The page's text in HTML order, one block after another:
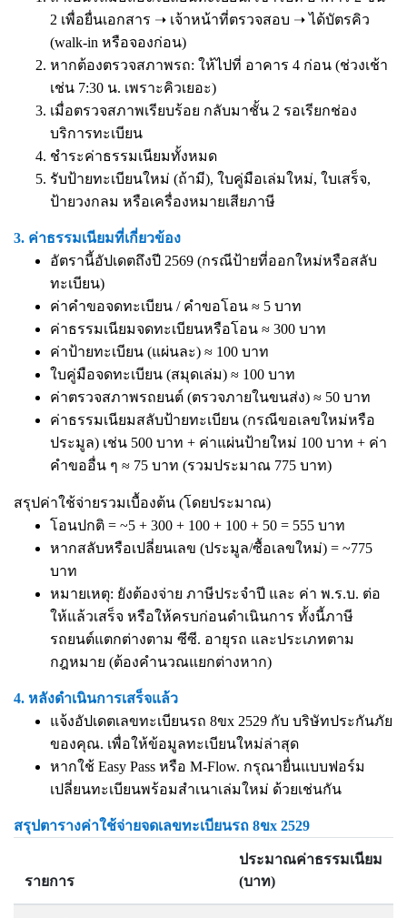
2 เพื่อยื่นเอกสาร ➝ เจ้าหน้าที่ตรวจสอบ ➝ ได้บัตรคิว
(walk-in หรือจองก่อน)
หากต้องตรวจสภาพรถ: ให้ไปที่ อาคาร 4 ก่อน (ช่วงเช้า
เช่น 7:30 น. เพราะคิวเยอะ)
เมื่อตรวจสภาพเรียบร้อย กลับมาชั้น 2 รอเรียกช่อง
บริการทะเบียน
ชำระค่าธรรมเนียมทั้งหมด
รับป้ายทะเบียนใหม่ (ถ้ามี), ใบคู่มือเล่มใหม่, ใบเสร็จ,
ป้ายวงกลม หรือเครื่องหมายเสียภาษี
3. ค่าธรรมเนียมที่เกี่ยวข้อง
อัตรานี้อัปเดตถึงปี 2569 (กรณีป้ายที่ออกใหม่หรือสลับ
ทะเบียน)
ค่าคำขอจดทะเบียน / คำขอโอน ≈ 5 บาท
ค่าธรรมเนียมจดทะเบียนหรือโอน ≈ 300 บาท
ค่าป้ายทะเบียน (แผ่นละ) ≈ 100 บาท
ใบคู่มือจดทะเบียน (สมุดเล่ม) ≈ 100 บาท
ค่าตรวจสภาพรถยนต์ (ตรวจภายในขนส่ง) ≈ 50 บาท
ค่าธรรมเนียมสลับป้ายทะเบียน (กรณีขอเลขใหม่หรือ
ประมูล) เช่น 500 บาท + ค่าแผ่นป้ายใหม่ 100 บาท + ค่า
คำขออื่น ๆ ≈ 75 บาท (รวมประมาณ 775 บาท)
สรุปค่าใช้จ่ายรวมเบื้องต้น (โดยประมาณ)
โอนปกติ = ~5 + 300 + 100 + 100 + 50 = 555 บาท
หากสลับหรือเปลี่ยนเลข (ประมูล/ซื้อเลขใหม่) = ~775
บาท
หมายเหตุ: ยังต้องจ่าย ภาษีประจำปี และ ค่า พ.ร.บ. ต่อ
ให้แล้วเสร็จ หรือให้ครบก่อนดำเนินการ ทั้งนี้ภาษี
รถยนต์แตกต่างตาม ซีซี. อายุรถ และประเภทตาม
กฎหมาย (ต้องคำนวณแยกต่างหาก)
4. หลังดำเนินการเสร็จแล้ว
แจ้งอัปเดตเลขทะเบียนรถ 8ขx 2529 กับ บริษัทประกันภัย
ของคุณ. เพื่อให้ข้อมูลทะเบียนใหม่ล่าสุด
หากใช้ Easy Pass หรือ M-Flow. กรุณายื่นแบบฟอร์ม
เปลี่ยนทะเบียนพร้อมสำเนาเล่มใหม่ ด้วยเช่นกัน
สรุปตารางค่าใช้จ่ายจดเลขทะเบียนรถ 8ขx 2529
รายการ
ประมาณค่าธรรมเนียม
(บาท)